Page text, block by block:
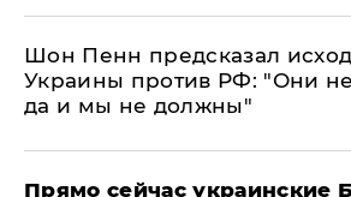
Шон Пенн предсказал
Украины против РФ: "Они не
да и мы не должны"
Прямо сейчас украинские